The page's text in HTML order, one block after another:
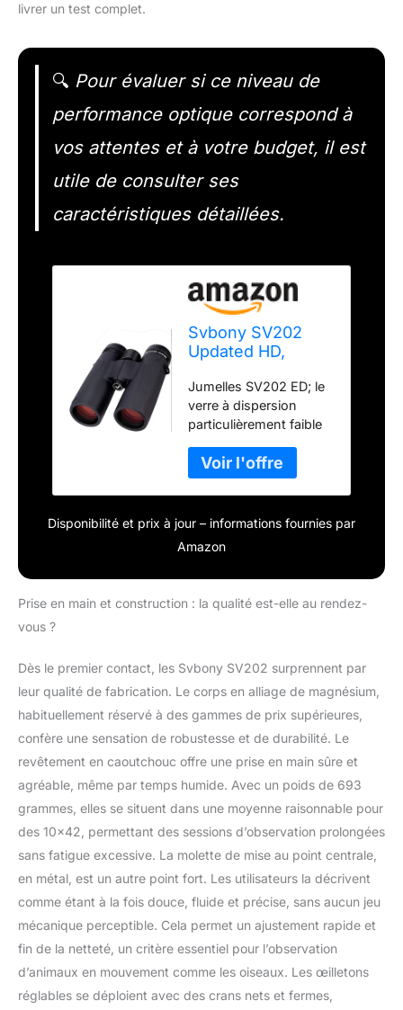
livrer un test complet.
🔍 Pour évaluer si ce niveau de
performance optique correspond à
vos attentes et à votre budget, il est
utile de consulter ses
caractéristiques détaillées.
Svbony SV202
Updated HD,
BAK4 FMC
Compactes
Oiseaux
Jumelles SV202 ED; le
verre à dispersion
particulièrement faible
avec de petites franges
de couleur; afin que
ces jumelles de chasse
fournissent des images
nettes pour vos yeux
en toit Bak4 de ces
revêtements de phase
et de revêtements
diélectriques pour offrir
un contraste élevé ;
pour garantir une haute
résolution et une
reproduction des
couleurs Entièrement
multicouche; ce
revêtement
multicouche des
jumelles SV202 pour
adultes assure une
de la lumière pour une
vision lumineuse et
claire Châssis léger en
alliage de magnésium;
Disponibilité et prix à jour – informations fournies par
Amazon
Prise en main et construction : la qualité est-elle au rendez-
vous ?
Dès le premier contact, les Svbony SV202 surprennent par
leur qualité de fabrication. Le corps en alliage de magnésium,
habituellement réservé à des gammes de prix supérieures,
confère une sensation de robustesse et de durabilité. Le
revêtement en caoutchouc offre une prise en main sûre et
agréable, même par temps humide. Avec un poids de 693
grammes, elles se situent dans une moyenne raisonnable pour
des 10×42, permettant des sessions d’observation prolongées
sans fatigue excessive. La molette de mise au point centrale,
en métal, est un autre point fort. Les utilisateurs la décrivent
comme étant à la fois douce, fluide et précise, sans aucun jeu
mécanique perceptible. Cela permet un ajustement rapide et
fin de la netteté, un critère essentiel pour l’observation
d’animaux en mouvement comme les oiseaux. Les œilletons
réglables se déploient avec des crans nets et fermes,